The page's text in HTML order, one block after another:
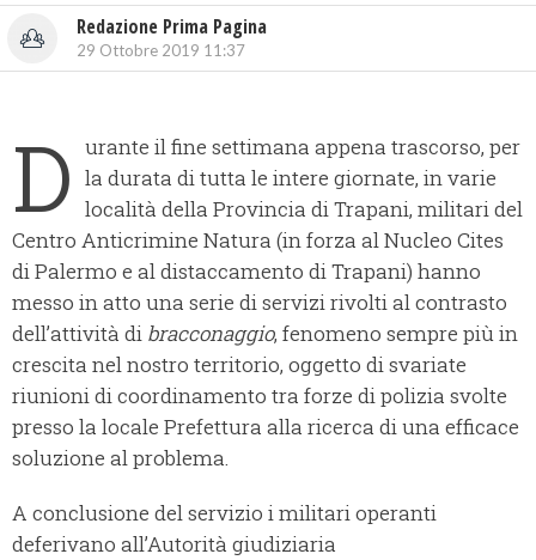
Redazione Prima Pagina
29 Ottobre 2019 11:37
D urante il fine settimana appena trascorso, per
la durata di tutta le intere giornate, in varie
località della Provincia di Trapani, militari del
Centro Anticrimine Natura (in forza al Nucleo Cites
di Palermo e al distaccamento di Trapani) hanno
messo in atto una serie di servizi rivolti al contrasto
dell’attività di bracconaggio, fenomeno sempre più in
crescita nel nostro territorio, oggetto di svariate
riunioni di coordinamento tra forze di polizia svolte
presso la locale Prefettura alla ricerca di una efficace
soluzione al problema.
A conclusione del servizio i militari operanti
deferivano all’Autorità giudiziaria